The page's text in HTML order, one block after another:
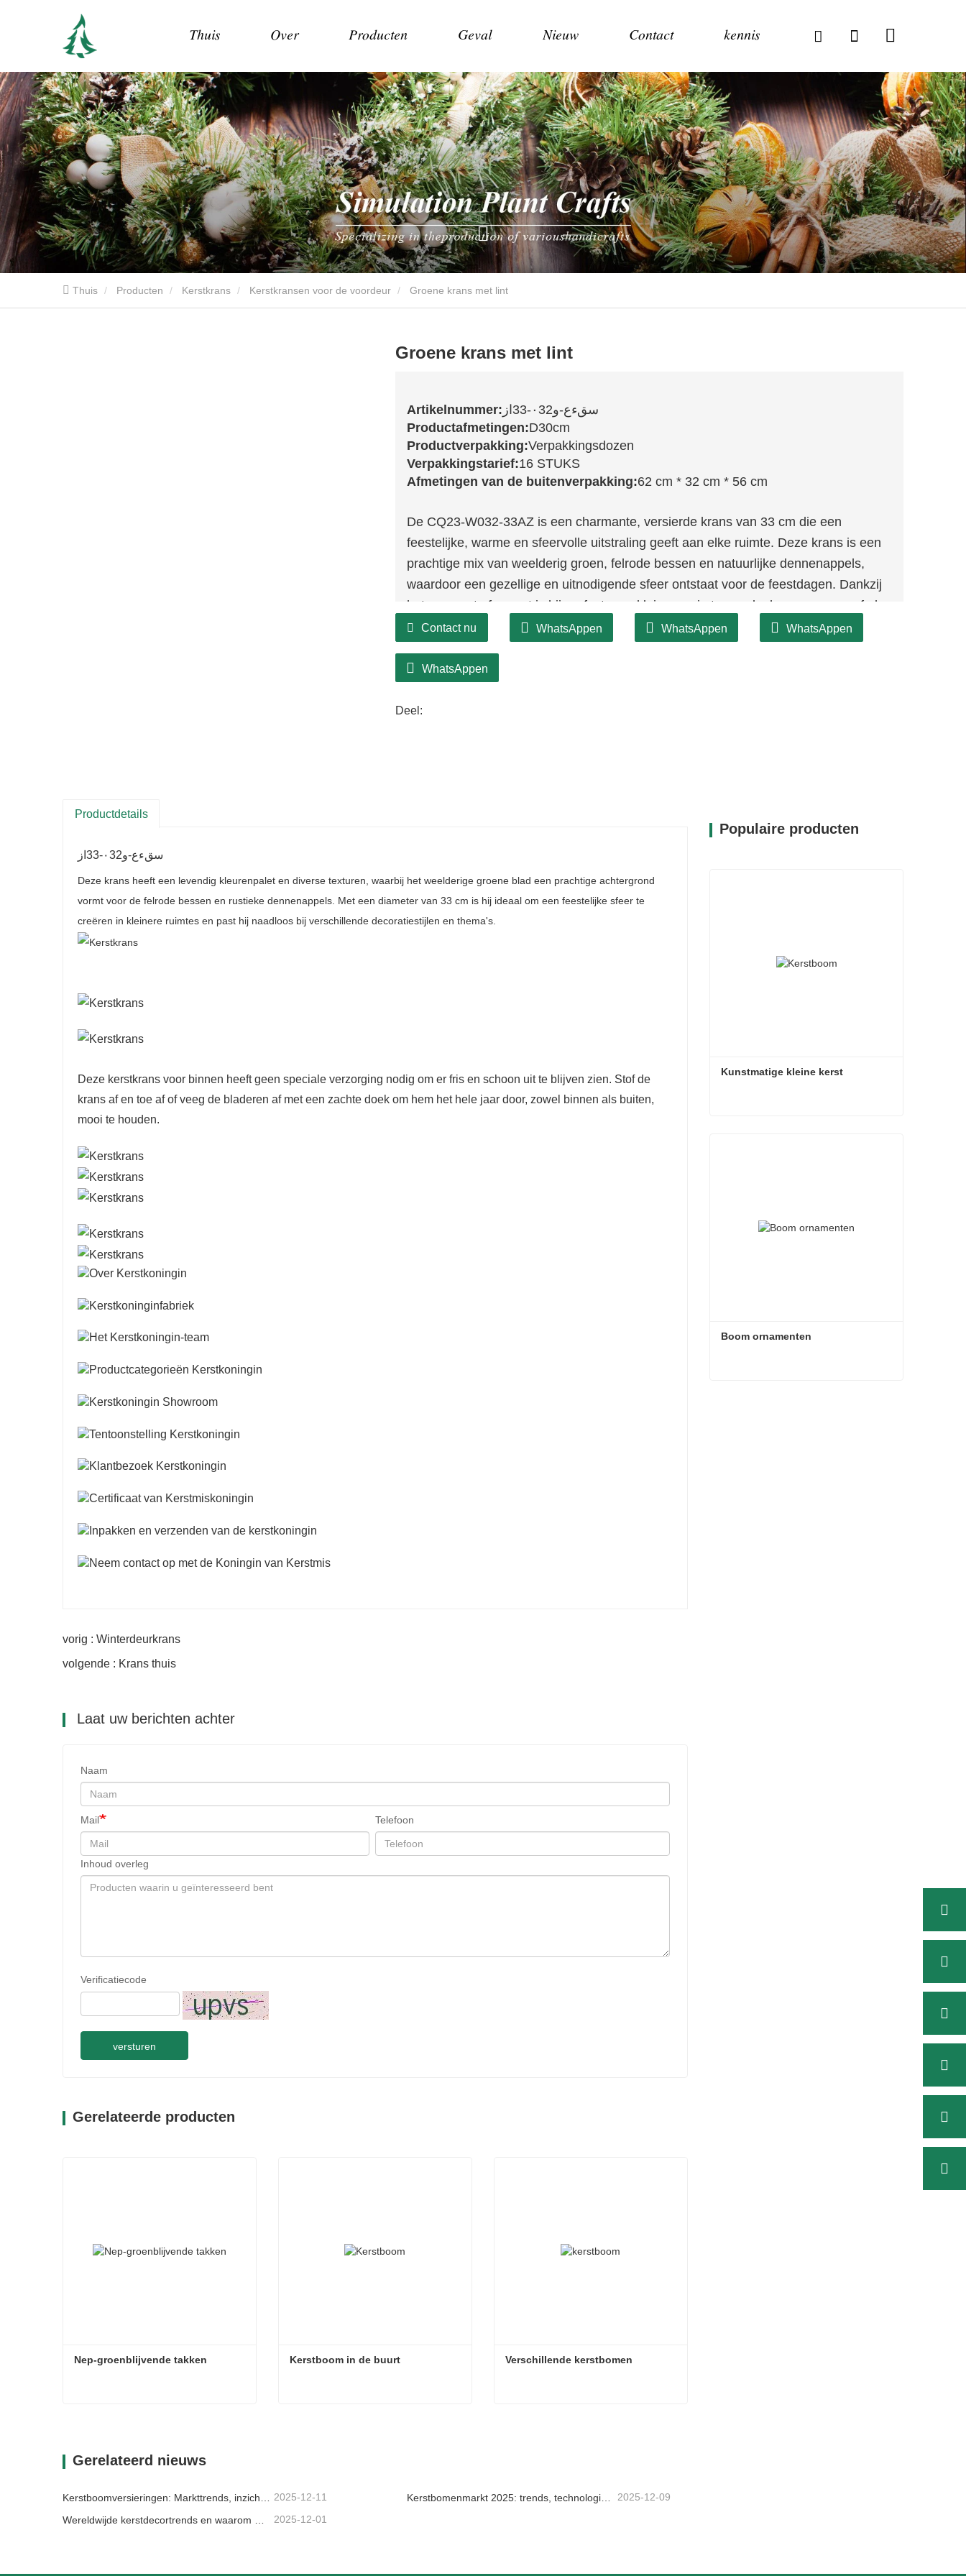
Thuis Over Producten Geval Nieuw Contact kennis
Thuis Producten Kerstkrans Kerstkransen voor de voordeur Groene krans met lint
Groene krans met lint
Artikelnummer:
سقءع-و٠32-33از
Productafmetingen:D30cm
Productverpakking:Verpakkingsdozen
Verpakkingstarief:16 STUKS
Afmetingen van de buitenverpakking:62 cm * 32 cm * 56 cm
De CQ23-W032-33AZ is een charmante, versierde krans van 33 cm die een
feestelijke, warme en sfeervolle uitstraling geeft aan elke ruimte. Deze krans is een
prachtige mix van weelderig groen, felrode bessen en natuurlijke dennenappels,
waardoor een gezellige en uitnodigende sfeer ontstaat voor de feestdagen. Dankzij
het compacte formaat is hij perfect voor kleinere ruimtes zoals deuren, ramen of als
onderdeel van een feestelijk tafelstuk. Zo kunt u een feestelijke touch toevoegen
Deze krans is gemaakt van hoogwaardige materialen en ontworpen voor
ontwerp bevordert duurzaamheid en maakt hem geschikt voor meerdere feestdagen,
Contact nu WhatsAppen WhatsAppen WhatsAppen
WhatsAppen
Deel:
Productdetails
سقءع-و٠32-33از
Deze krans heeft een levendig kleurenpalet en diverse texturen, waarbij het weelderige groene blad een prachtige achtergrond
vormt voor de felrode bessen en rustieke dennenappels. Met een diameter van 33 cm is hij ideaal om een ​​feestelijke sfeer te
creëren in kleinere ruimtes en past hij naadloos bij verschillende decoratiestijlen en thema's.
Deze kerstkrans voor binnen heeft geen speciale verzorging nodig om er fris en schoon uit te blijven zien. Stof de
krans af en toe af of veeg de bladeren af ​​met een zachte doek om hem het hele jaar door, zowel binnen als buiten,
mooi te houden.
vorig : Winterdeurkrans
volgende : Krans thuis
Laat uw berichten achter
Naam
Mail Telefoon
Inhoud overleg
Verificatiecode
versturen
Gerelateerde producten
Nep-groenblijvende takken Kerstboom in de buurt Verschillende kerstbomen
Gerelateerd nieuws
2025-12-11 Kerstbomenmarkt 2025: trends, technologieën en inkoopgids voor B2B-kopers 2025-12-09
Wereldwijde kerstdecortrends en waarom Christmas Queen de markt blijft leiden 2025-12-01
Populaire producten
Kunstmatige kleine kerst
Boom ornamenten